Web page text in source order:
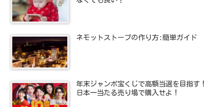
ネモットストーブの作り方:簡単ガイド
年末ジャンボ宝くじで高額当選を目指す！
日本一当たる売り場で購入せよ！